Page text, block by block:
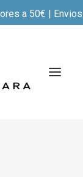
a 50€ |